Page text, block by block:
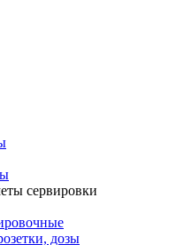
сервировки
дозы